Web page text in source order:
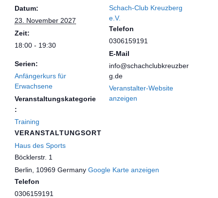
Datum:
23. November 2027
Zeit:
18:00 - 19:30
Serien:
Anfängerkurs für
Erwachsene
Veranstaltungskategorie
:
Training
VERANSTALTUNGSORT
Haus des Sports
Böcklerstr. 1
Berlin
10969 Germany Google Karte anzeigen
Telefon
0306159191
Schach-Club Kreuzberg
e.V.
Telefon
0306159191
E-Mail
info@schachclubkreuzber
g.de
Veranstalter-Website
anzeigen